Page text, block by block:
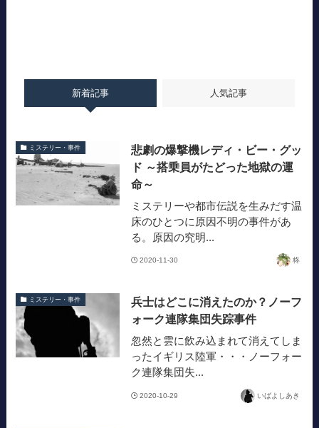
新着記事 人気記事
ミステリー・事件
悲劇の爆撃機レディ・ビー・グッ
ド ～搭乗員がたどった地獄の運
命～
ミステリーや都市伝説を生みだす温
床のひとつに原因不明の事件があ
る。原因の究明...
2020-11-30 柊
ミステリー・事件
兵士はどこに消えたのか？ノーフ
ォーク連隊集団失踪事件
忽然と雲に飲み込まれて消えてしま
ったイギリス陸軍・・・ノーフォー
ク連隊集団失...
2020-10-29 いばよしあき